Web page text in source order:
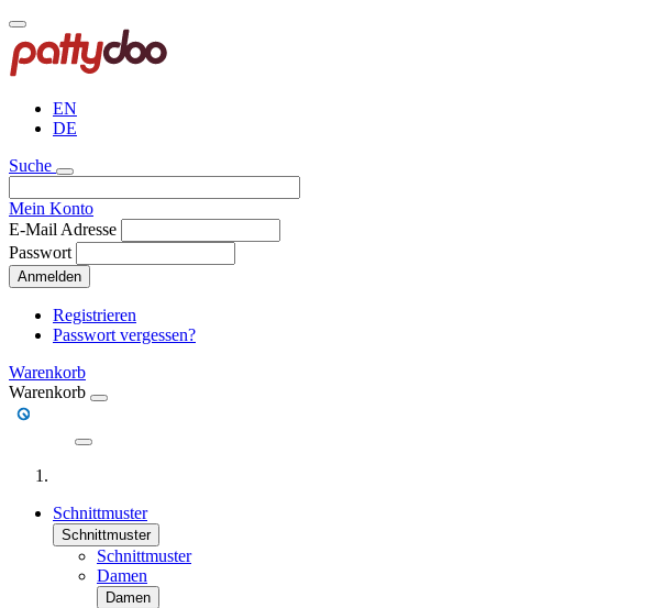
Direkt
zum
Inhalt
EN
DE
Suche
Mein Konto
E-Mail Adresse
Passwort
Anmelden
Registrieren
Passwort vergessen?
Warenkorb
Warenkorb
Schnittmuster
Schnittmuster
Schnittmuster
Damen
Damen